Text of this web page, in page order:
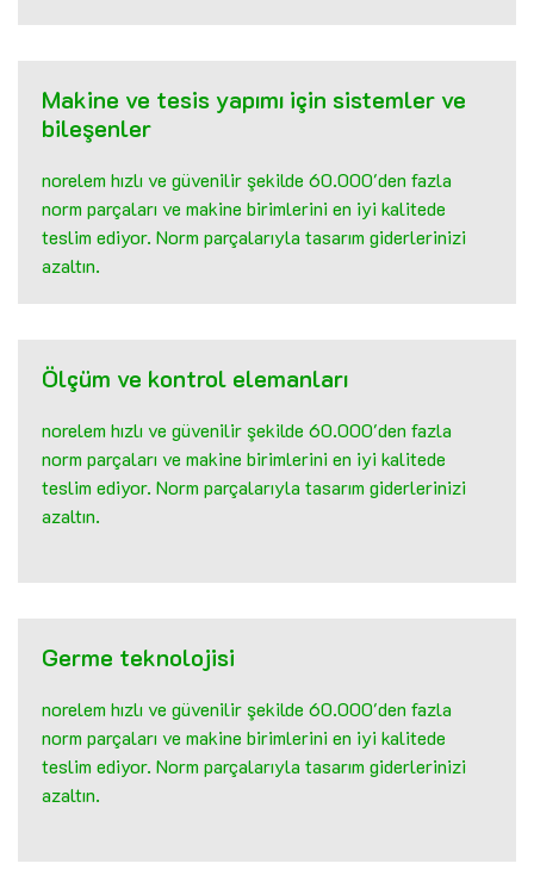
Makine ve tesis yapımı için sistemler ve
bileşenler
norelem hızlı ve güvenilir şekilde 60.000'den fazla
norm parçaları ve makine birimlerini en iyi kalitede
teslim ediyor. Norm parçalarıyla tasarım giderlerinizi
azaltın.
Ölçüm ve kontrol elemanları
norelem hızlı ve güvenilir şekilde 60.000'den fazla
norm parçaları ve makine birimlerini en iyi kalitede
teslim ediyor. Norm parçalarıyla tasarım giderlerinizi
azaltın.
Germe teknolojisi
norelem hızlı ve güvenilir şekilde 60.000'den fazla
norm parçaları ve makine birimlerini en iyi kalitede
teslim ediyor. Norm parçalarıyla tasarım giderlerinizi
azaltın.